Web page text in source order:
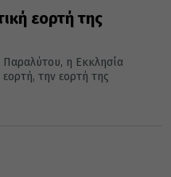
εορτή της
Παραλύτου, η Εκκλησία
την εορτή της